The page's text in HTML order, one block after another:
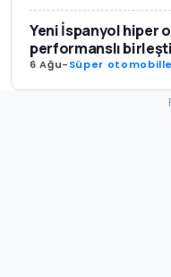
Yeni İspanyol hiper
performanslı
6 Ağu-Süper